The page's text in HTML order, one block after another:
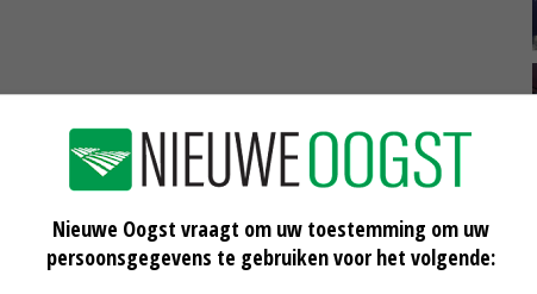
Nieuwe Oogst vraagt om uw toestemming om uw
persoonsgegevens te gebruiken voor het volgende: